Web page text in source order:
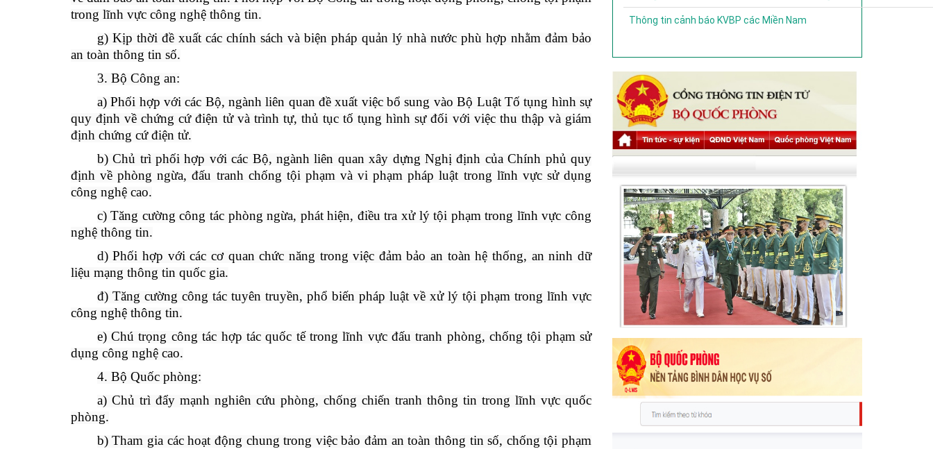
trong lĩnh vực công nghệ thông tin.
g) Kịp thời đề xuất các chính sách và biện pháp quản lý nhà nước phù hợp nhằm đảm bảo
an toàn thông tin số.
3. Bộ Công an:
a) Phối hợp với các Bộ, ngành liên quan đề xuất việc bổ sung vào Bộ Luật Tố tụng hình sự
quy định về chứng cứ điện tử và trình tự, thủ tục tố tụng hình sự đối với việc thu thập và giám
định chứng cứ điện tử.
b) Chủ trì phối hợp với các Bộ, ngành liên quan xây dựng Nghị định của Chính phủ quy
định về phòng ngừa, đấu tranh chống tội phạm và vi phạm pháp luật trong lĩnh vực sử dụng
công nghệ cao.
c) Tăng cường công tác phòng ngừa, phát hiện, điều tra xử lý tội phạm trong lĩnh vực công
nghệ thông tin.
d) Phối hợp với các cơ quan chức năng trong việc đảm bảo an toàn hệ thống, an ninh dữ
liệu mạng thông tin quốc gia.
đ) Tăng cường công tác tuyên truyền, phổ biến pháp luật về xử lý tội phạm trong lĩnh vực
công nghệ thông tin.
e) Chú trọng công tác hợp tác quốc tế trong lĩnh vực đấu tranh phòng, chống tội phạm sử
dụng công nghệ cao.
4. Bộ Quốc phòng:
a) Chủ trì đẩy mạnh nghiên cứu phòng, chống chiến tranh thông tin trong lĩnh vực quốc
phòng.
b) Tham gia các hoạt động chung trong việc bảo đảm an toàn thông tin số, chống tội phạm
Thông tin cảnh báo KVBP các Miền Nam